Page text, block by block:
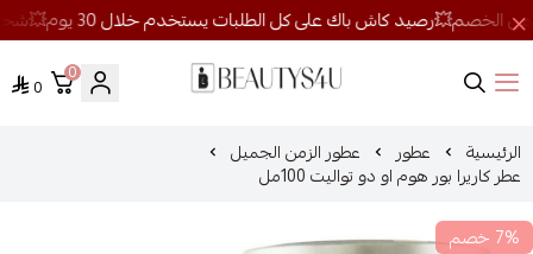
روائح الجمال
0
0
الرئيسية عطور عطور الزمن الجميل
عطر كاريرا بور هوم او دو تواليت 100مل
7% خصم